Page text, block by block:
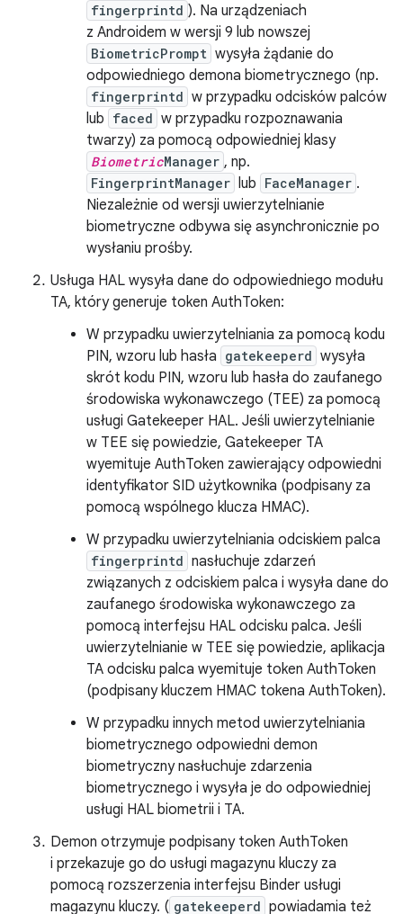
fingerprintd ). Na urządzeniach
z Androidem w wersji 9 lub nowszej
BiometricPrompt wysyła żądanie do
odpowiedniego demona biometrycznego (np.
fingerprintd w przypadku odcisków palców
lub faced w przypadku rozpoznawania
twarzy) za pomocą odpowiedniej klasy
BiometricManager , np.
FingerprintManager lub FaceManager .
Niezależnie od wersji uwierzytelnianie
biometryczne odbywa się asynchronicznie po
wysłaniu prośby.
Usługa HAL wysyła dane do odpowiedniego modułu
TA, który generuje token AuthToken:
W przypadku uwierzytelniania za pomocą kodu
PIN, wzoru lub hasła gatekeeperd wysyła
skrót kodu PIN, wzoru lub hasła do zaufanego
środowiska wykonawczego (TEE) za pomocą
usługi Gatekeeper HAL. Jeśli uwierzytelnianie
w TEE się powiedzie, Gatekeeper TA
wyemituje AuthToken zawierający odpowiedni
identyfikator SID użytkownika (podpisany za
pomocą wspólnego klucza HMAC).
W przypadku uwierzytelniania odciskiem palca
fingerprintd nasłuchuje zdarzeń
związanych z odciskiem palca i wysyła dane do
zaufanego środowiska wykonawczego za
pomocą interfejsu HAL odcisku palca. Jeśli
uwierzytelnianie w TEE się powiedzie, aplikacja
TA odcisku palca wyemituje token AuthToken
(podpisany kluczem HMAC tokena AuthToken).
W przypadku innych metod uwierzytelniania
biometrycznego odpowiedni demon
biometryczny nasłuchuje zdarzenia
biometrycznego i wysyła je do odpowiedniej
usługi HAL biometrii i TA.
Demon otrzymuje podpisany token AuthToken
i przekazuje go do usługi magazynu kluczy za
pomocą rozszerzenia interfejsu Binder usługi
magazynu kluczy. ( gatekeeperd powiadamia też